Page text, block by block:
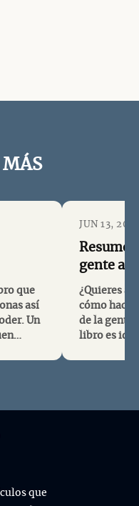
MÁS
que
así
Un
JUN 13, 2023
gente
¿Quieres
cómo
de la gente
libro es
el link par...
que